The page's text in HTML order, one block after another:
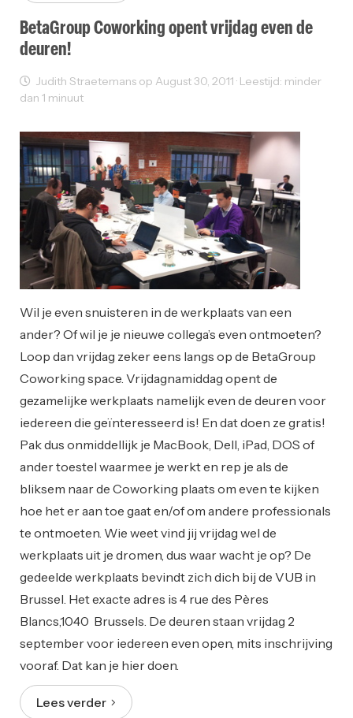
BetaGroup Coworking opent vrijdag even de
deuren!
Judith Straetemans op August 30, 2011 · Leestijd: minder
dan 1 minuut
Wil je even snuisteren in de werkplaats van een
ander? Of wil je je nieuwe collega’s even ontmoeten?
Loop dan vrijdag zeker eens langs op de BetaGroup
Coworking space. Vrijdagnamiddag opent de
gezamelijke werkplaats namelijk even de deuren voor
iedereen die geïnteresseerd is! En dat doen ze gratis!
Pak dus onmiddellijk je MacBook, Dell, iPad, DOS of
ander toestel waarmee je werkt en rep je als de
bliksem naar de Coworking plaats om even te kijken
hoe het er aan toe gaat en/of om andere professionals
te ontmoeten. Wie weet vind jij vrijdag wel de
werkplaats uit je dromen, dus waar wacht je op? De
gedeelde werkplaats bevindt zich dich bij de VUB in
Brussel. Het exacte adres is 4 rue des Pères
Blancs,1040 Brussels. De deuren staan vrijdag 2
september voor iedereen even open, mits inschrijving
vooraf. Dat kan je hier doen.
Lees verder